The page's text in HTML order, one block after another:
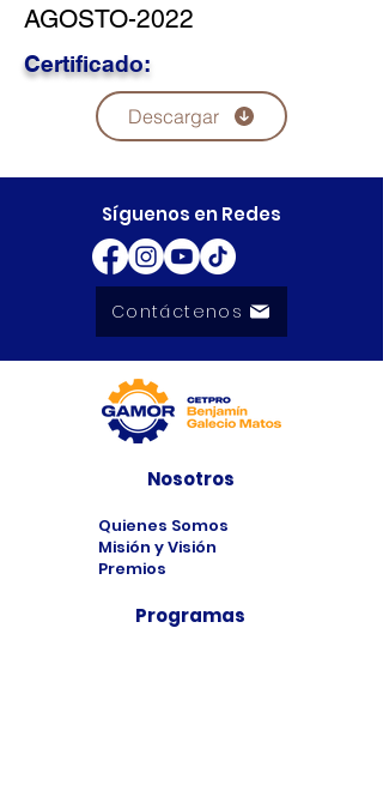
AGOSTO-2022
Certificado:
Descargar
Síguenos en Redes
Contáctenos
Nosotros
Quienes Somos
Misión y Visión
Premios
Programas